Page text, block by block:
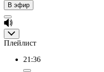
В эфир
Плейлист
21:36